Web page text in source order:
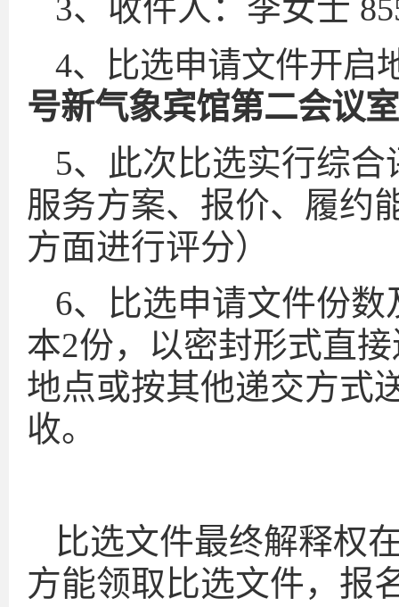
3、收件人：李女士
4、比选申请文件开启
号新气象宾馆第二会议室
5、此次比选实行综
服务方案、报价、履约
方面进行评分）
6、比选申请文件份
本2份，以密封形式直
地点或按其他递交方式
收。
比选文件最终解释权
方能领取比选文件，报